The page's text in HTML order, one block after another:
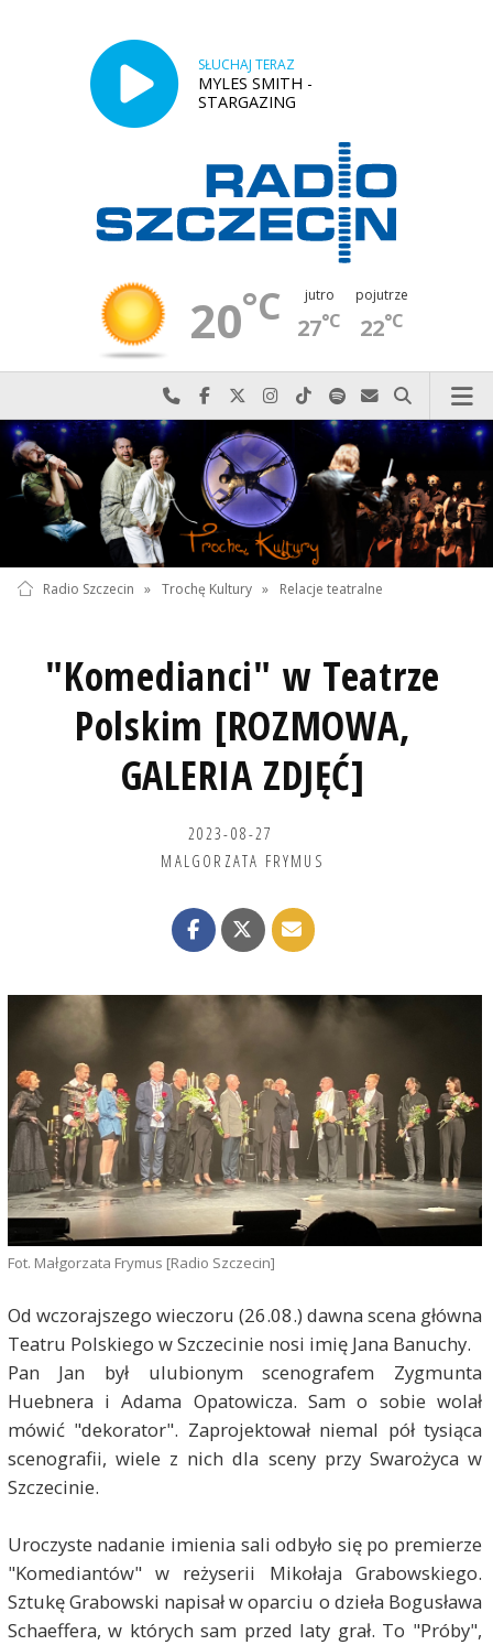
SŁUCHAJ TERAZ
MYLES SMITH -
STARGAZING
20°C jutro
27°C
pojutrze
22°C
Najlepiej po prostu do nas zadzwoń
Odwiedź nas na Facebook-u
Odwiedź nas na X
Odwiedź nas na Instagram-ie
Odwiedź nas na TikTok-u
Szukaj nas na Spotify
Wyślij do nas
Szukaj
Radio Szczecin » Trochę Kultury » Relacje teatralne
"Komedianci" w Teatrze
Polskim [ROZMOWA,
GALERIA ZDJĘĆ]
2023-08-27
MALGORZATA FRYMUS
Fot. Małgorzata Frymus [Radio Szczecin]
Od wczorajszego wieczoru (26.08.) dawna scena główna
Teatru Polskiego w Szczecinie nosi imię Jana Banuchy.
Pan Jan był ulubionym scenografem Zygmunta
Huebnera i Adama Opatowicza. Sam o sobie wolał
mówić "dekorator". Zaprojektował niemal pół tysiąca
scenografii, wiele z nich dla sceny przy Swarożyca w
Szczecinie.
Uroczyste nadanie imienia sali odbyło się po premierze
"Komediantów" w reżyserii Mikołaja Grabowskiego.
Sztukę Grabowski napisał w oparciu o dzieła Bogusława
Schaeffera, w których sam przed laty grał. To "Próby",